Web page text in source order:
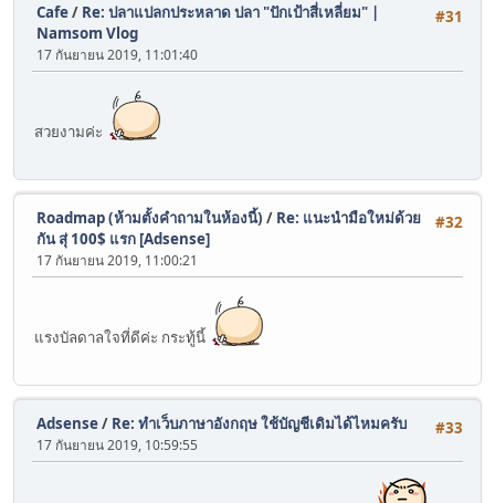
#31
Cafe/ Re: ปลาแปลกประหลาด ปลา "ปักเป้าสี่เหลี่ยม" |
Namsom Vlog
17 กันยายน 2019, 11:01:40
สวยงามค่ะ
#32
Roadmap (ห้ามตั้งคำถามในห้องนี้) / Re: แนะนำมือใหม่ด้วย
กัน สุ่ 100$ แรก [Adsense]
17 กันยายน 2019, 11:00:21
แรงบัลดาลใจที่ดีค่ะ กระทู้นี้
#33
Adsense/ Re: ทำเว็บภาษาอังกฤษ ใช้บัญชีเดิมได้ไหมครับ
17 กันยายน 2019, 10:59:55